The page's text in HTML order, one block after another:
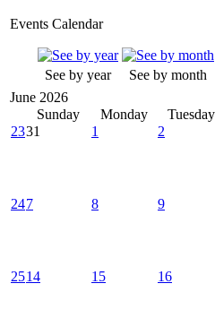
Events Calendar
See by year See by month
June 2026
Sunday
Monday Tuesday
2331 1 2
247 8 9
2514 15 16